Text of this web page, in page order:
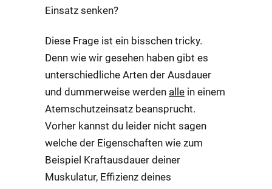
Einsatz senken?
Diese Frage ist ein bisschen tricky.
Denn wie wir gesehen haben gibt es
unterschiedliche Arten der Ausdauer
und dummerweise werden alle in einem
Atemschutzeinsatz beansprucht.
Vorher kannst du leider nicht sagen
welche der Eigenschaften wie zum
Beispiel Kraftausdauer deiner
Muskulatur, Effizienz deines